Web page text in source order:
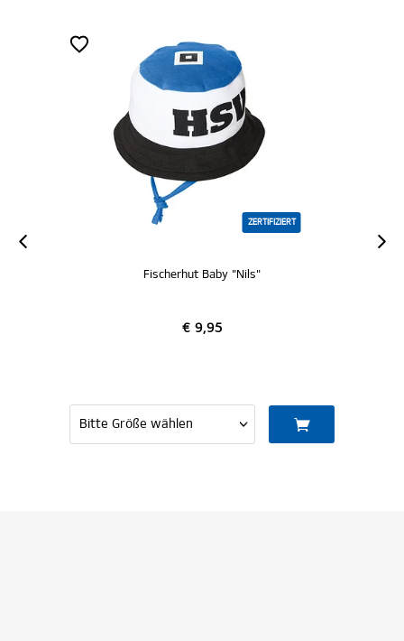
ZERTIFIZIERT
Fischerhut Baby "Nils"
€ 9,95